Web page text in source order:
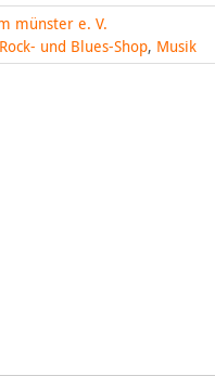
münster e. V.
und Blues-Shop, Musik